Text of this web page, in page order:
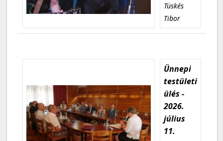
Tüskés
Tibor
Ünnepi
testületi
ülés -
2026.
július
11.